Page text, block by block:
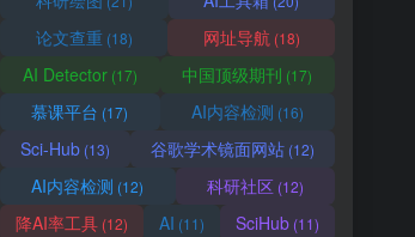
论文查重(18) 网址导航 (18)
AI Detector(17) 中国顶级期刊 (17)
慕课平台 (17) AI内容检测 (16)
Sci-Hub (13) 谷歌学术镜面网站 (12)
AI内容检测 (12) 科研社区(12)
降AI率工具 (12) AI (11) SciHub (11)